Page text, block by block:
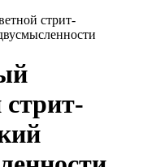
стрит-